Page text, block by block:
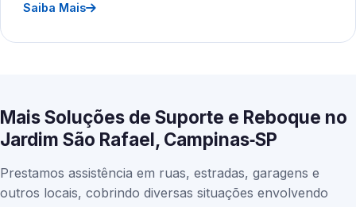
Saiba Mais
Mais Soluções de Suporte e Reboque no
Jardim São Rafael, Campinas‑SP
Prestamos assistência em ruas, estradas, garagens e
outros locais, cobrindo diversas situações envolvendo